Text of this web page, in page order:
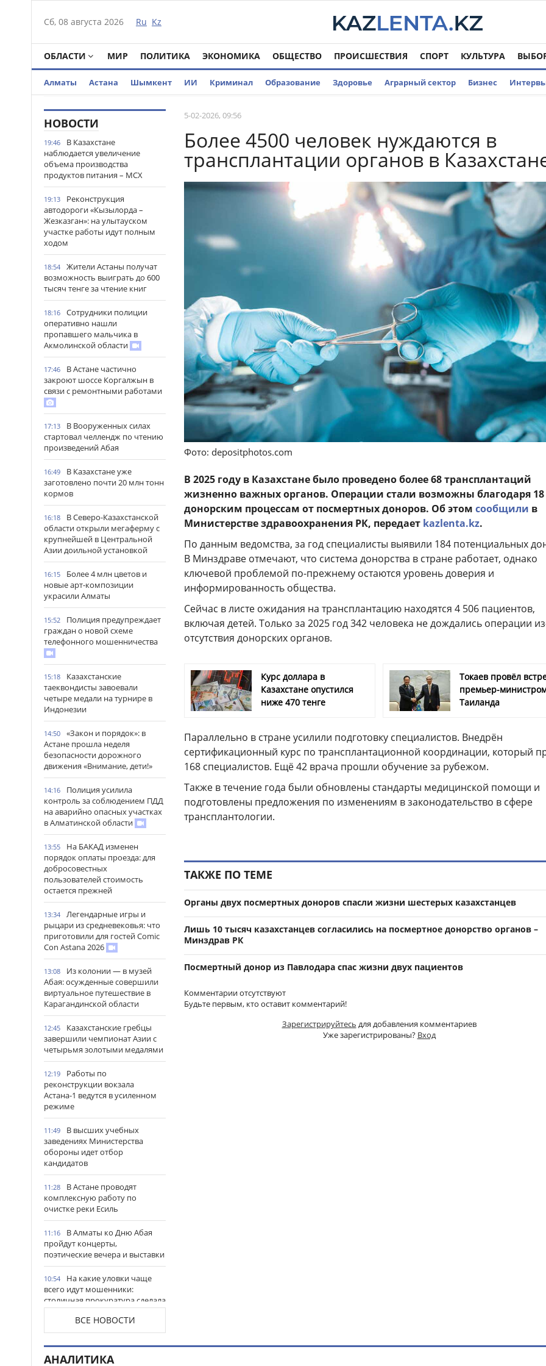
Сб, 08 августа 2026 Ru Kz
ОБЛАСТИ МИР ПОЛИТИКА ЭКОНОМИКА ОБЩЕСТВО ПРОИСШЕСТВИЯ СПОРТ КУЛЬТУРА
Алматы Астана Шымкент ИИ Криминал Образование Здоровье Аграрный сектор Бизнес
НОВОСТИ
19:46
В Казахстане
наблюдается увеличение
объема производства
продуктов питания – МСХ
19:13
Реконструкция
автодороги «Кызылорда –
Жезказган»: на улытауском
участке работы идут полным
ходом
18:54
Жители Астаны получат
возможность выиграть до 600
тысяч тенге за чтение книг
18:16
Сотрудники полиции
оперативно нашли
пропавшего мальчика в
Акмолинской области
17:46
В Астане частично
закроют шоссе Коргалжын в
связи с ремонтными работами
17:13
В Вооруженных силах
стартовал челлендж по чтению
произведений Абая
16:49
В Казахстане уже
заготовлено почти 20 млн тонн
кормов
16:18
В Северо-Казахстанской
области открыли мегаферму с
крупнейшей в Центральной
Азии доильной установкой
16:15
Более 4 млн цветов и
новые арт-композиции
украсили Алматы
15:52
Полиция предупреждает
граждан о новой схеме
телефонного мошенничества
15:18
Казахстанские
таеквондисты завоевали
четыре медали на турнире в
Индонезии
14:50
«Закон и порядок»: в
Астане прошла неделя
безопасности дорожного
движения «Внимание, дети!»
14:16
Полиция усилила
контроль за соблюдением ПДД
на аварийно опасных участках
в Алматинской области
13:55
На БАКАД изменен
порядок оплаты проезда: для
добросовестных
пользователей стоимость
остается прежней
13:34
Легендарные игры и
рыцари из средневековья: что
приготовили для гостей Comic
Con Astana 2026
13:08
Из колонии — в музей
Абая: осужденные совершили
виртуальное путешествие в
Карагандинской области
12:45
Казахстанские гребцы
завершили чемпионат Азии с
четырьмя золотыми медалями
12:19
Работы по
реконструкции вокзала
Астана-1 ведутся в усиленном
режиме
11:49
В высших учебных
заведениях Министерства
обороны идет отбор
кандидатов
11:28
В Астане проводят
комплексную работу по
очистке реки Есиль
11:16
В Алматы ко Дню Абая
пройдут концерты,
поэтические вечера и выставки
10:54
На какие уловки чаще
всего идут мошенники:
столичная прокуратура сделала
важное предупреждение
гражданам
10:44
Продкорпорация
увеличила финансирование
ВСЕ НОВОСТИ
5-02-2026, 09:56
Более 4500 человек нуждаются в
трансплантации органов в
Фото: depositphotos.com
В 2025 году в Казахстане было проведено более 68 трансплантаций
жизненно важных органов. Операции стали возможны благодаря 18
донорским процессам от посмертных доноров. Об этом сообщили в
Министерстве здравоохранения РК, передает kazlenta.kz.
По данным ведомства, за год специалисты выявили 184 потенциальных
В Минздраве отмечают, что система донорства в стране работает, однако
ключевой проблемой по-прежнему остаются уровень доверия и
информированность общества.
Сейчас в листе ожидания на трансплантацию находятся 4 506 пациентов,
включая детей. Только за 2025 год 342 человека не дождались операции
отсутствия донорских органов.
Курс доллара в
Казахстане опустился
ниже 470 тенге
Токаев провёл
премьер-
Таиланда
Параллельно в стране усилили подготовку специалистов. Внедрён
сертификационный курс по трансплантационной координации, который
168 специалистов. Ещё 42 врача прошли обучение за рубежом.
Также в течение года были обновлены стандарты медицинской помощи и
подготовлены предложения по изменениям в законодательство в сфере
трансплантологии.
ТАКЖЕ ПО ТЕМЕ
Органы двух посмертных доноров спасли жизни шестерых казахстанцев
Лишь 10 тысяч казахстанцев согласились на посмертное донорство органов –
Минздрав РК
Посмертный донор из Павлодара спас жизни двух пациентов
Комментарии отсутствуют
Будьте первым, кто оставит комментарий!
Зарегистрируйтесь для добавления комментариев
Уже зарегистрированы? Вход
АНАЛИТИКА